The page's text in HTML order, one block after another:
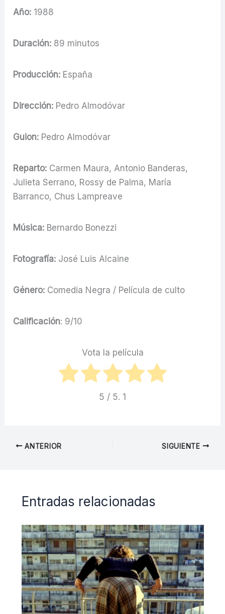
Año: 1988
Duración: 89 minutos
Producción: España
Dirección: Pedro Almodóvar
Guion: Pedro Almodóvar
Reparto: Carmen Maura, Antonio Banderas,
Julieta Serrano, Rossy de Palma, María
Barranco, Chus Lampreave
Música: Bernardo Bonezzi
Fotografía: José Luis Alcaine
Género: Comedia Negra / Película de culto
Calificación: 9/10
Vota la película
5 / 5. 1
ANTERIOR SIGUIENTE
Entradas relacionadas